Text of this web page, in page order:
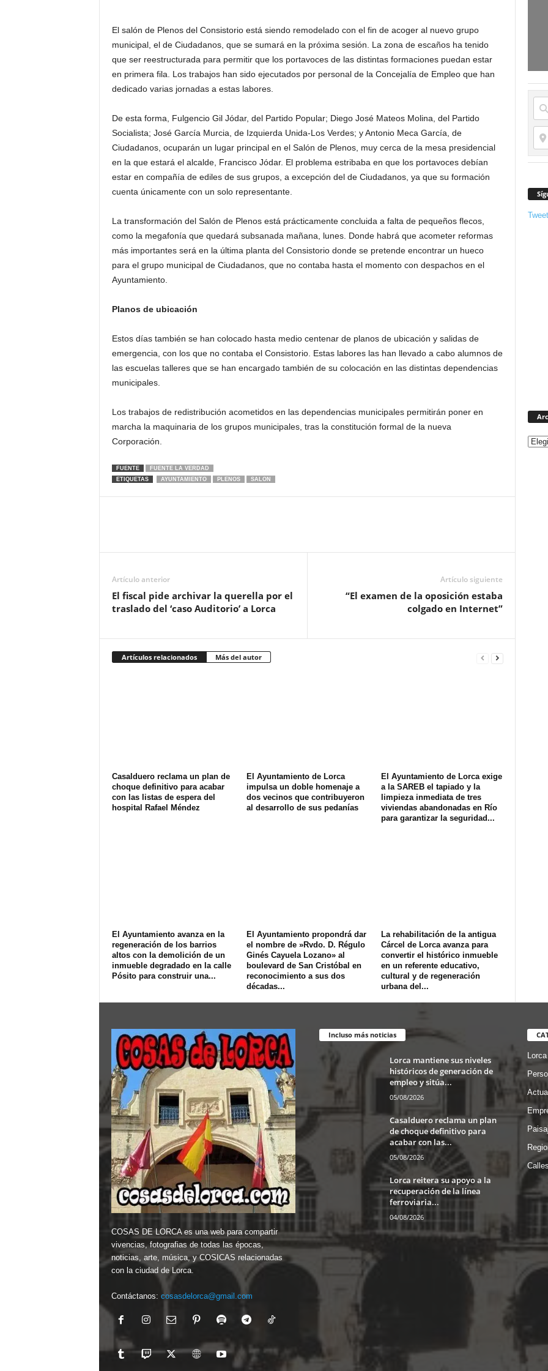
El salón de Plenos del Consistorio está siendo remodelado con el fin de acoger al nuevo grupo
municipal, el de Ciudadanos, que se sumará en la próxima sesión. La zona de escaños ha tenido
que ser reestructurada para permitir que los portavoces de las distintas formaciones puedan estar
en primera fila. Los trabajos han sido ejecutados por personal de la Concejalía de Empleo que han
dedicado varias jornadas a estas labores.
De esta forma, Fulgencio Gil Jódar, del Partido Popular; Diego José Mateos Molina, del Partido
Socialista; José García Murcia, de Izquierda Unida-Los Verdes; y Antonio Meca García, de
Ciudadanos, ocuparán un lugar principal en el Salón de Plenos, muy cerca de la mesa presidencial
en la que estará el alcalde, Francisco Jódar. El problema estribaba en que los portavoces debían
estar en compañía de ediles de sus grupos, a excepción del de Ciudadanos, ya que su formación
cuenta únicamente con un solo representante.
La transformación del Salón de Plenos está prácticamente concluida a falta de pequeños flecos,
como la megafonía que quedará subsanada mañana, lunes. Donde habrá que acometer reformas
más importantes será en la última planta del Consistorio donde se pretende encontrar un hueco
para el grupo municipal de Ciudadanos, que no contaba hasta el momento con despachos en el
Ayuntamiento.
Planos de ubicación
Estos días también se han colocado hasta medio centenar de planos de ubicación y salidas de
emergencia, con los que no contaba el Consistorio. Estas labores las han llevado a cabo alumnos de
las escuelas talleres que se han encargado también de su colocación en las distintas dependencias
municipales.
Los trabajos de redistribución acometidos en las dependencias municipales permitirán poner en
marcha la maquinaria de los grupos municipales, tras la constitución formal de la nueva
Corporación.
FUENTE
FUENTE LA VERDAD
ETIQUETAS
AYUNTAMIENTO PLENOS SALON
Artículo anterior
El fiscal pide archivar la querella por el
traslado del ‘caso Auditorio’ a Lorca
Artículo siguiente
“El examen de la oposición estaba
colgado en Internet”
Artículos relacionados Más del autor
Casalduero reclama un plan de
choque definitivo para acabar
con las listas de espera del
hospital Rafael Méndez
El Ayuntamiento de Lorca
impulsa un doble homenaje a
dos vecinos que contribuyeron
al desarrollo de sus pedanías
El Ayuntamiento de Lorca exige
a la SAREB el tapiado y la
limpieza inmediata de tres
viviendas abandonadas en Río
para garantizar la seguridad...
El Ayuntamiento avanza en la
regeneración de los barrios
altos con la demolición de un
inmueble degradado en la calle
Pósito para construir una...
El Ayuntamiento propondrá dar
el nombre de »Rvdo. D. Régulo
Ginés Cayuela Lozano» al
boulevard de San Cristóbal en
reconocimiento a sus dos
décadas...
La rehabilitación de la antigua
Cárcel de Lorca avanza para
convertir el histórico inmueble
en un referente educativo,
cultural y de regeneración
urbana del...
COSAS DE LORCA es una web para compartir
vivencias, fotografias de todas las épocas,
noticias, arte, música, y COSICAS relacionadas
con la ciudad de Lorca.
Contáctanos: cosasdelorca@gmail.com
Incluso más noticias
Lorca mantiene sus niveles
históricos de generación de
empleo y sitúa...
05/08/2026
Casalduero reclama un plan
de choque definitivo para
acabar con las...
05/08/2026
Lorca reitera su apoyo a la
recuperación de la línea
ferroviaria...
04/08/2026
Lorca